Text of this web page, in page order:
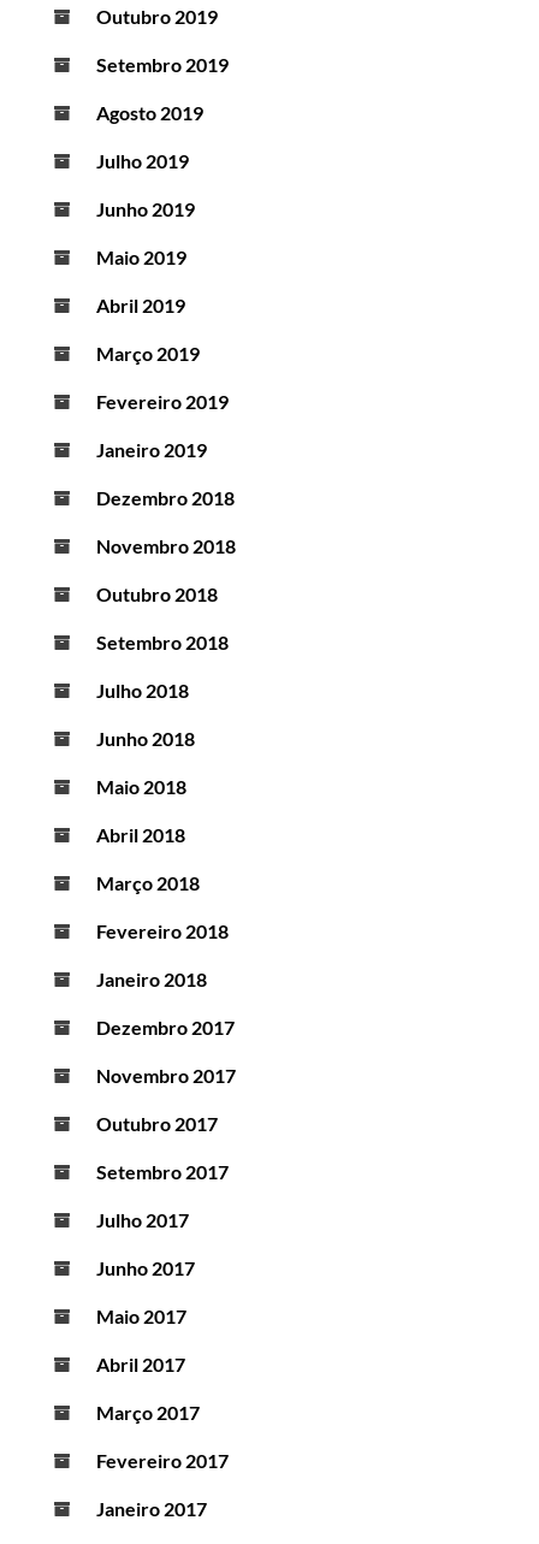
Outubro 2019
Setembro 2019
Agosto 2019
Julho 2019
Junho 2019
Maio 2019
Abril 2019
Março 2019
Fevereiro 2019
Janeiro 2019
Dezembro 2018
Novembro 2018
Outubro 2018
Setembro 2018
Julho 2018
Junho 2018
Maio 2018
Abril 2018
Março 2018
Fevereiro 2018
Janeiro 2018
Dezembro 2017
Novembro 2017
Outubro 2017
Setembro 2017
Julho 2017
Junho 2017
Maio 2017
Abril 2017
Março 2017
Fevereiro 2017
Janeiro 2017